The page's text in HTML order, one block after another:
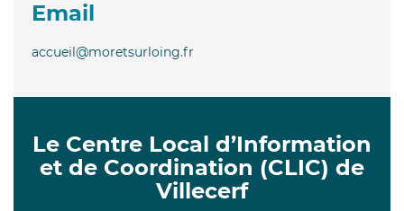
Email
accueil@moretsurloing.fr
Le Centre Local d’Information
et de Coordination (CLIC) de
Villecerf